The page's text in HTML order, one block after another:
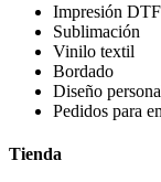
Impresión DTF
Sublimación
Vinilo textil
Bordado
Diseño
Pedidos para
Tienda